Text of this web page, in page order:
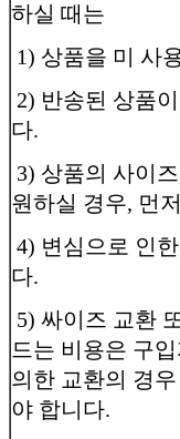
하실 때는
1) 상품을 미 사
2) 반송된 상품
다.
3) 상품의 사이
원하실 경우, 먼
4) 변심으로 인
다.
5) 싸이즈 교환
드는 비용은 구
의한 교환의 경
야 합니다.